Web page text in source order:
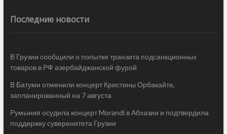
Последние новости
В Грузии сообщили о попытке транзита подсанкционных
товаров в РФ азербайджанской фурой
В Батуми отменили концерт Кристины Орбакайте,
запланированный на 7 августа
Румыния осудила концерт Morandi в Абхазии и подтвердила
поддержку суверенитета Грузии